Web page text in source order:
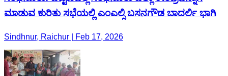
ಮಾಡುವ ಕುರಿತು ಸಭೆಯಲ್ಲಿ ಎಂಎಲ್ಸಿ ಬಸನಗೌಡ ಬಾದರ್ಲಿ ಭಾಗಿ
Sindhnur, Raichur | Feb 17, 2026